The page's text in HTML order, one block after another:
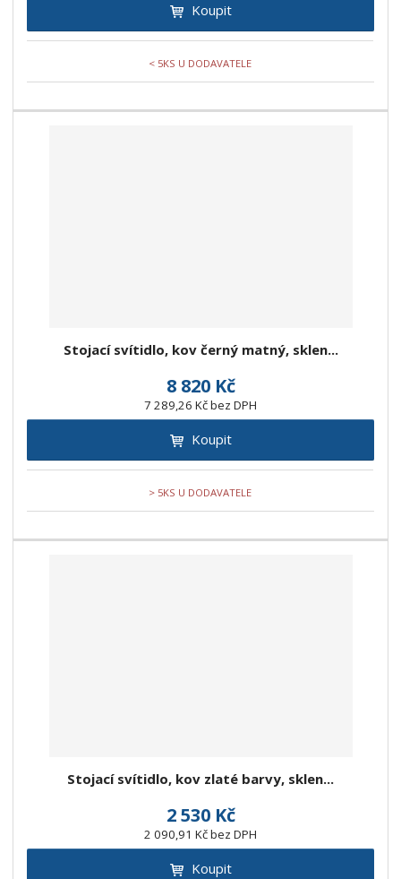
Koupit
< 5KS U DODAVATELE
Stojací svítidlo, kov černý matný, sklen...
8 820 Kč
7 289,26 Kč bez DPH
Koupit
> 5KS U DODAVATELE
Stojací svítidlo, kov zlaté barvy, sklen...
2 530 Kč
2 090,91 Kč bez DPH
Koupit